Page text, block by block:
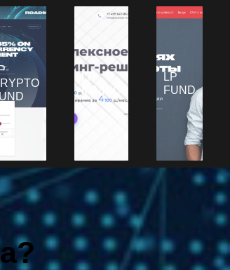
LP
MINING
LP
FUND